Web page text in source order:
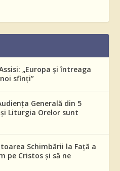
„Europa și întreaga
sfinți”
Generală din 5
Liturgia Orelor sunt
Schimbării la Față a
pe Cristos și să ne